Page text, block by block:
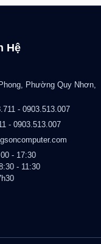
Hệ
Phường Quy Nhơn,
- 0903.513.007
- 0903.513.007
- 17:30
- 11:30